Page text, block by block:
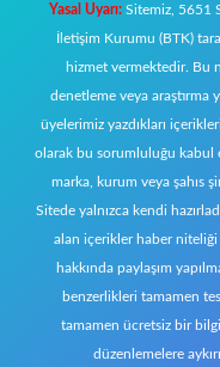
Yasal Uyarı: Sitemiz, 5651
İletişim Kurumu (BTK)
hizmet vermektedir. Bu
denetleme veya araştırma
üyelerimiz yazdıkları
olarak bu sorumluluğu kabul
marka, kurum veya şahıs
Sitede yalnızca kendi
alan içerikler haber
hakkında paylaşım
benzerlikleri tamamen
tamamen ücretsiz bir
düzenlemelere